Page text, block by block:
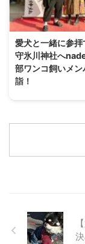
盛況イベントのレポ
します。 インターペ
ットにまつわるフー
展示会・インターペ
最大のペットイベン
とペットの豊かな暮
マに毎年、開催され
いました。 13回目 ...
愛犬と一緒に参拝
守氷川神社へ
部ワンコ飼いメン
詣！
すが、みんなで行く
試みです。 今回、初
ポートします！ 愛犬
拝できる鎮守氷川神
「氷川神社」という